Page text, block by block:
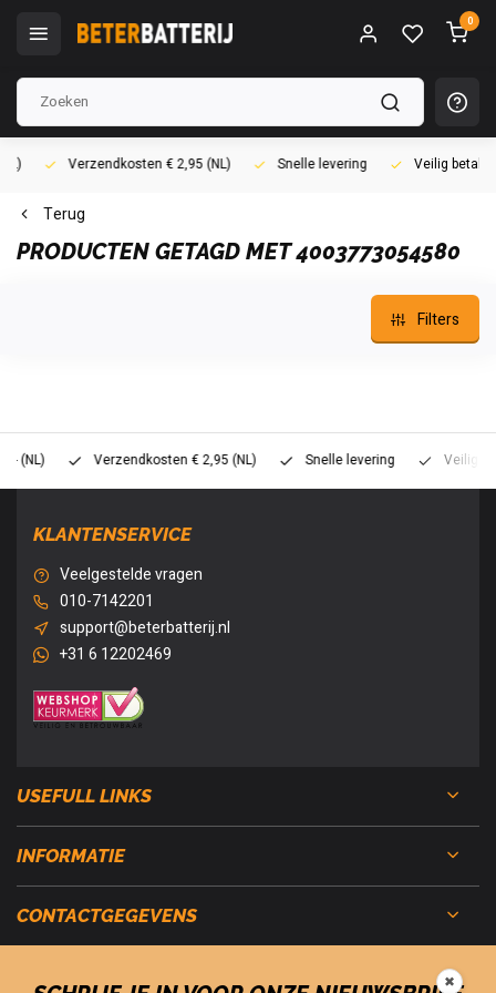
0
Verzendkosten € 2,95 (NL) Snelle levering Veilig betalen
Terug
PRODUCTEN GETAGD MET 4003773054580
Filters
Verzendkosten € 2,95 (NL) Snelle levering Veilig
KLANTENSERVICE
Veelgestelde vragen
010-7142201
support@beterbatterij.nl
+31 6 12202469
USEFULL LINKS
INFORMATIE
CONTACTGEGEVENS
✖